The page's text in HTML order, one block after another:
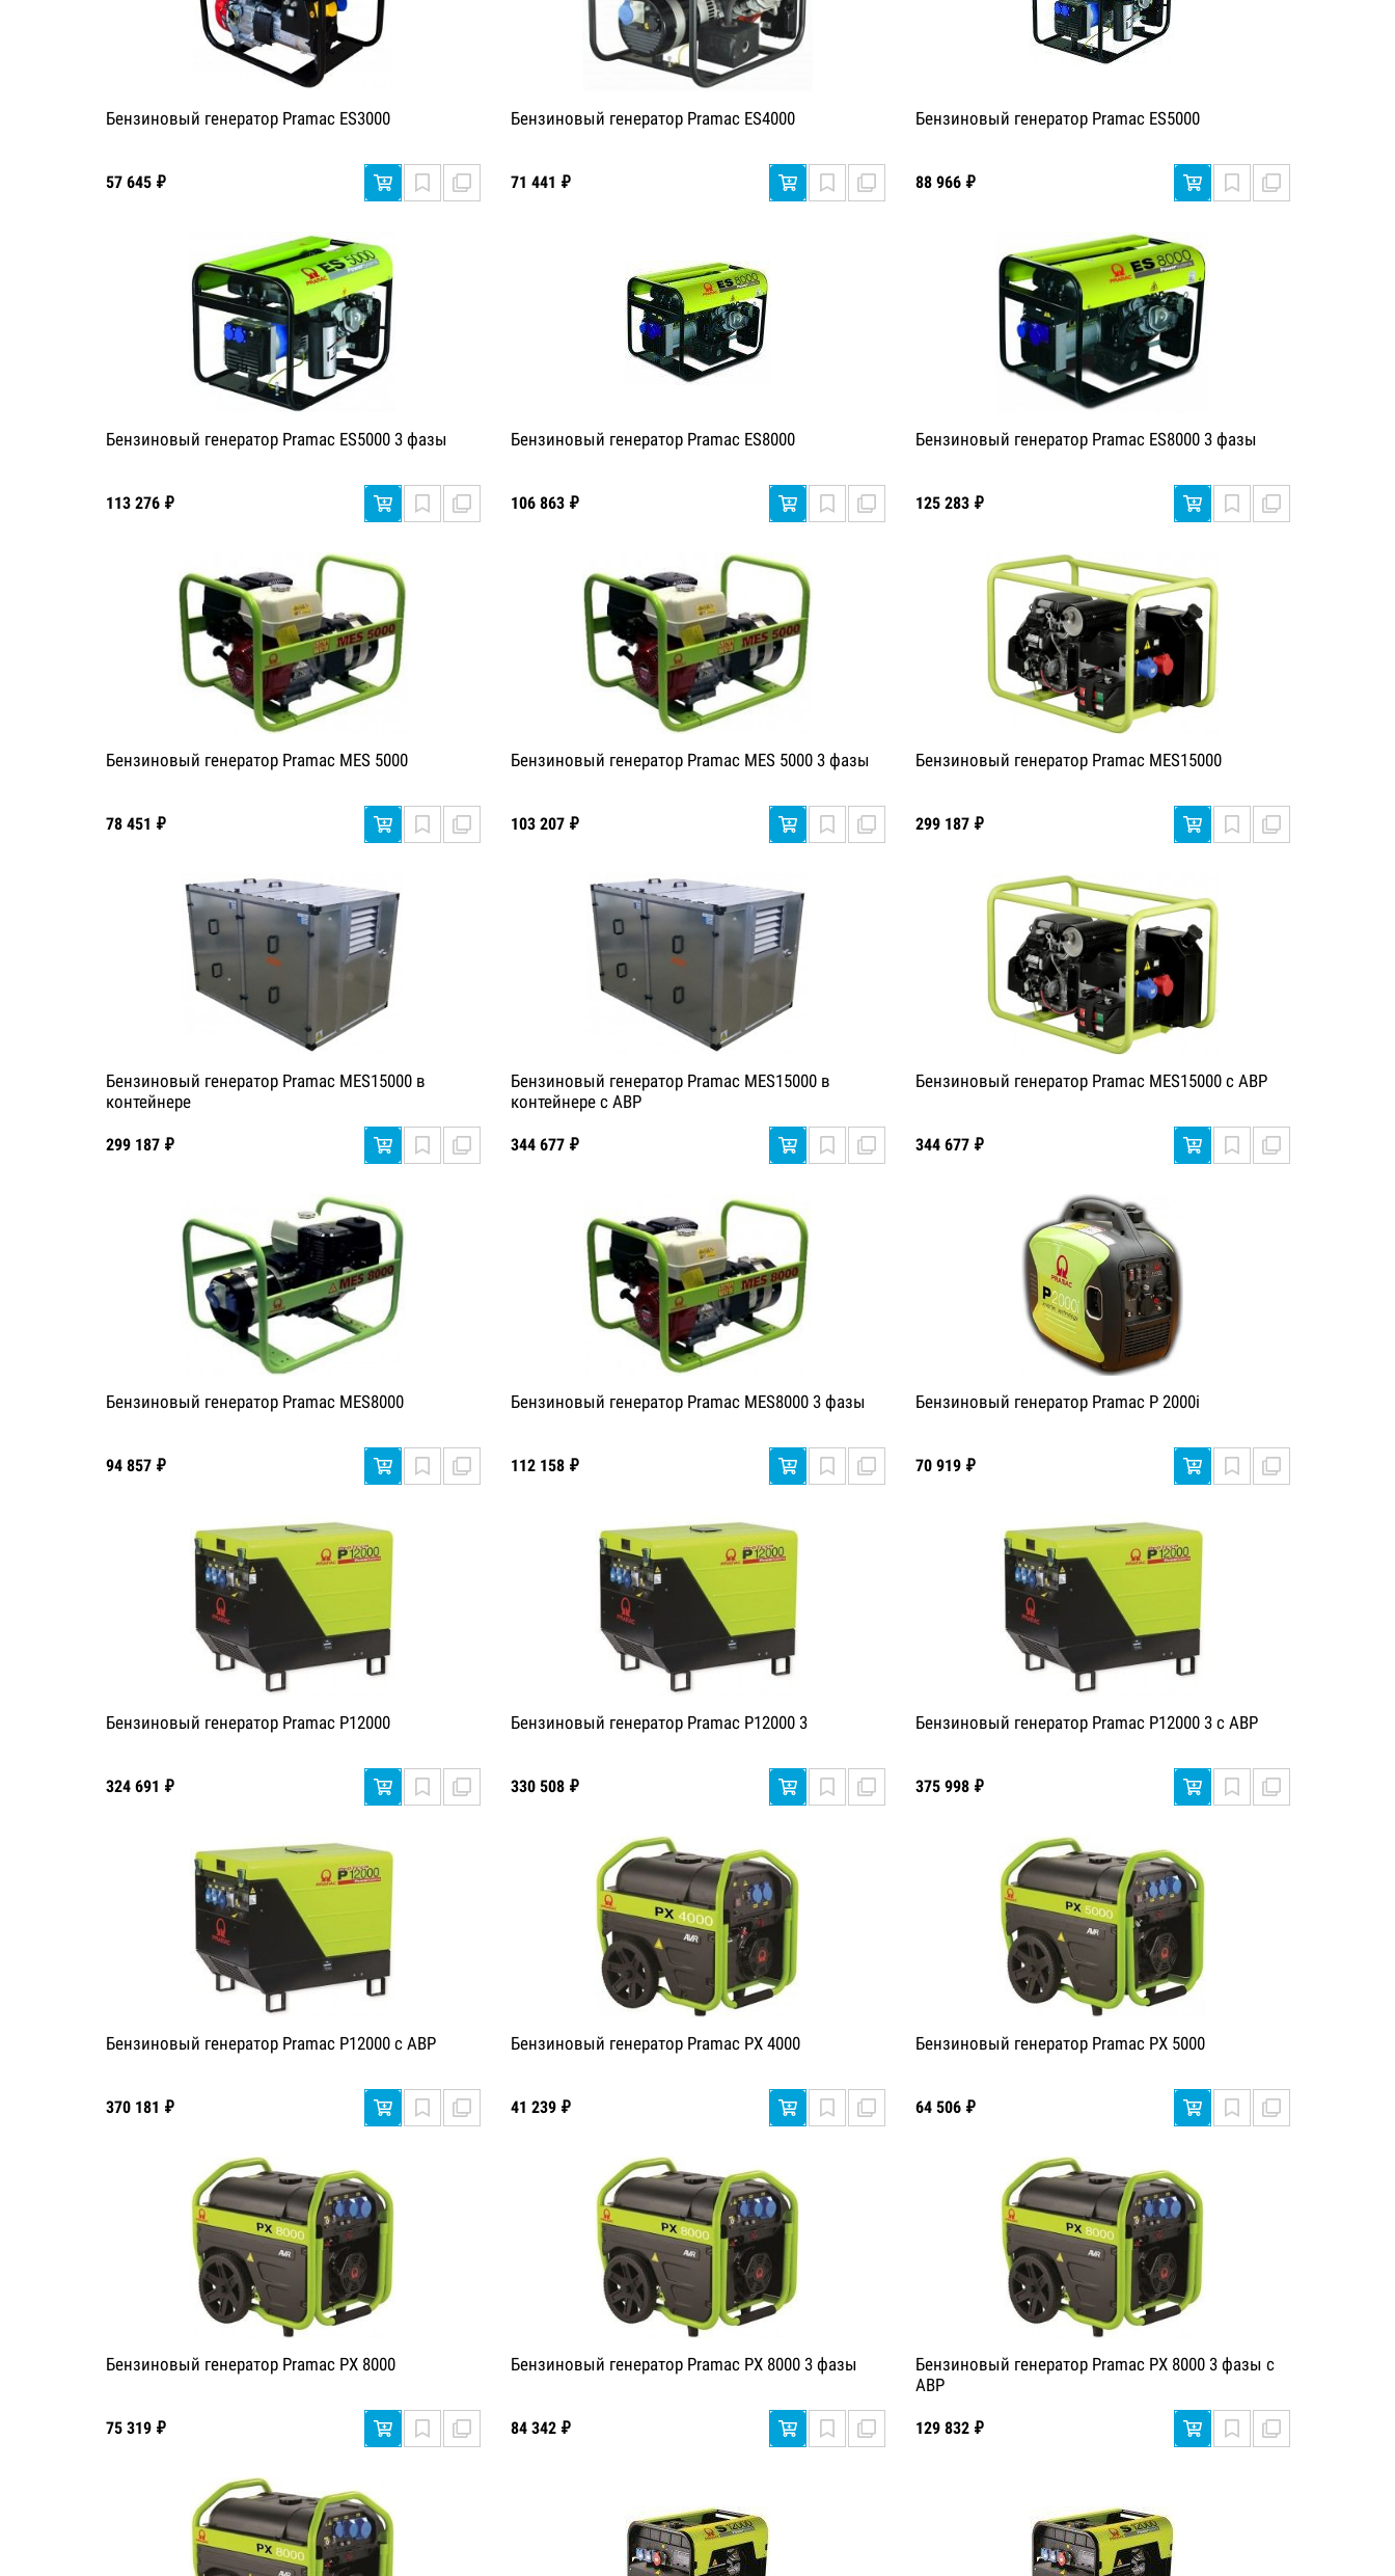
Бензиновый генератор Pramac ES3000
57 645 ₽
Бензиновый генератор Pramac ES4000
71 441 ₽
Бензиновый генератор Pramac ES5000
88 966 ₽
Бензиновый генератор Pramac ES5000 3 фазы
113 276 ₽
Бензиновый генератор Pramac ES8000
106 863 ₽
Бензиновый генератор Pramac ES8000 3 фазы
125 283 ₽
Бензиновый генератор Pramac MES 5000
78 451 ₽
Бензиновый генератор Pramac MES 5000 3 фазы
103 207 ₽
Бензиновый генератор Pramac MES15000
299 187 ₽
Бензиновый генератор Pramac MES15000 в
контейнере
299 187 ₽
Бензиновый генератор Pramac MES15000 в
контейнере с АВР
344 677 ₽
Бензиновый генератор Pramac MES15000 с АВР
344 677 ₽
Бензиновый генератор Pramac MES8000
94 857 ₽
Бензиновый генератор Pramac MES8000 3 фазы
112 158 ₽
Бензиновый генератор Pramac P 2000i
70 919 ₽
Бензиновый генератор Pramac P12000
324 691 ₽
Бензиновый генератор Pramac P12000 3
330 508 ₽
Бензиновый генератор Pramac P12000 3 с АВР
375 998 ₽
Бензиновый генератор Pramac P12000 с АВР
370 181 ₽
Бензиновый генератор Pramac PX 4000
41 239 ₽
Бензиновый генератор Pramac PX 5000
64 506 ₽
Бензиновый генератор Pramac PX 8000
75 319 ₽
Бензиновый генератор Pramac PX 8000 3 фазы
84 342 ₽
Бензиновый генератор Pramac PX 8000 3 фазы с
АВР
129 832 ₽